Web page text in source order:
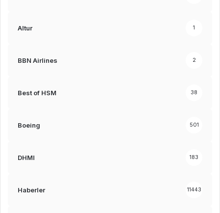
Altur 1
BBN Airlines 2
Best of HSM 38
Boeing 501
DHMI 183
Haberler 11443